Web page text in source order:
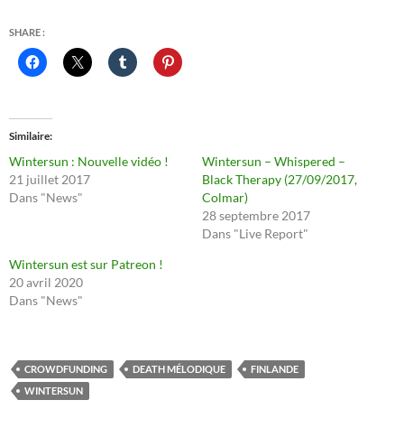
SHARE :
Similaire
Wintersun : Nouvelle vidéo !
21 juillet 2017
Dans "News"
Wintersun – Whispered –
Black Therapy (27/09/2017,
Colmar)
28 septembre 2017
Dans "Live Report"
Wintersun est sur Patreon !
20 avril 2020
Dans "News"
CROWDFUNDING DEATH MÉLODIQUE
FINLANDE
WINTERSUN